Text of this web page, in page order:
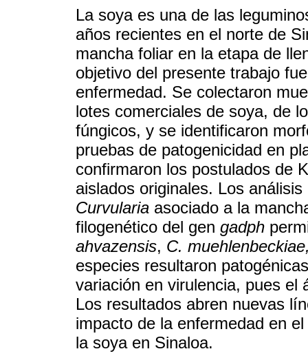
La soya es una de las
años recientes en el norte de
mancha foliar en la etapa de
objetivo del presente trabajo
enfermedad. Se colectaron
lotes comerciales de soya, de
fúngicos, y se identificaron
pruebas de patogenicidad en
confirmaron los postulados de
aislados originales. Los
Curvularia asociado a la
filogenético del gen gadph
ahvazensis, C.
especies resultaron
variación en virulencia, pues el
Los resultados abren nuevas
impacto de la enfermedad en
la soya en Sinaloa.